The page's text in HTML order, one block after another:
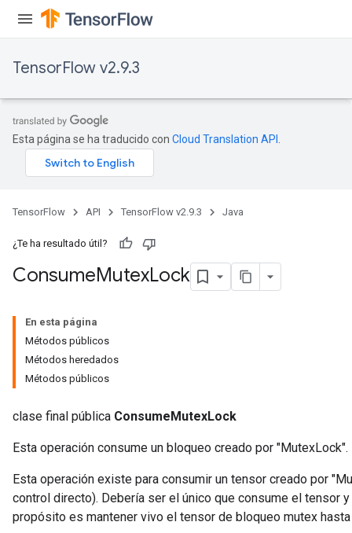
TensorFlow v2.9.3
Esta página se ha traducido con Cloud Translation API
TensorFlow API TensorFlow v2.9.3 Java
¿Te ha resultado útil?
ConsumeMutexLock
En esta página
Métodos públicos
Métodos heredados
Métodos públicos
clase final pública ConsumeMutexLock
Esta operación consume un bloqueo creado por "MutexLock".
Esta operación existe para consumir un tensor creado por
control directo). Debería ser el único que consume el tensor
propósito es mantener vivo el tensor de bloqueo mutex